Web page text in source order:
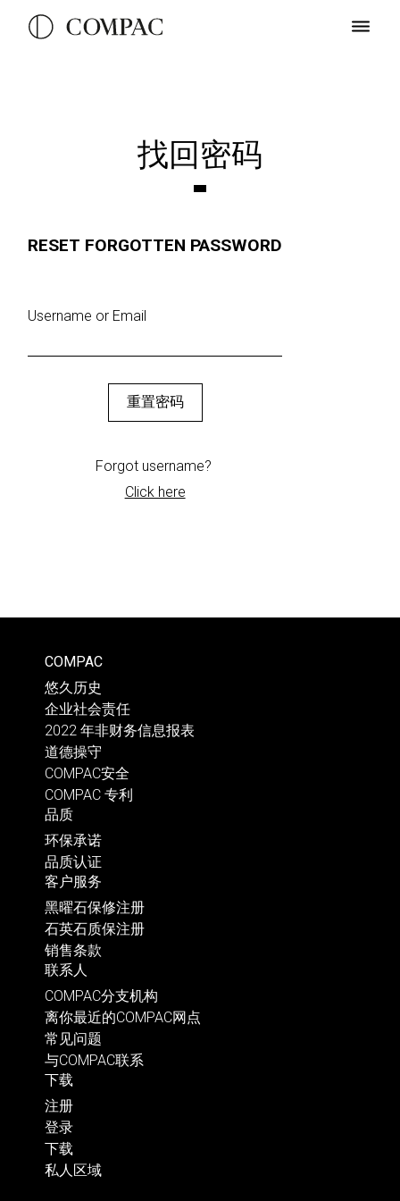
找回密码
RESET FORGOTTEN PASSWORD
Username or Email
Forgot username?
Click here
COMPAC
悠久历史
企业社会责任
2022 年非财务信息报表
道德操守
COMPAC安全
COMPAC 专利
品质
环保承诺
品质认证
客户服务
黑曜石保修注册
石英石质保注册
销售条款
联系人
COMPAC分支机构
离你最近的COMPAC网点
常见问题
与COMPAC联系
下载
注册
登录
下载
私人区域